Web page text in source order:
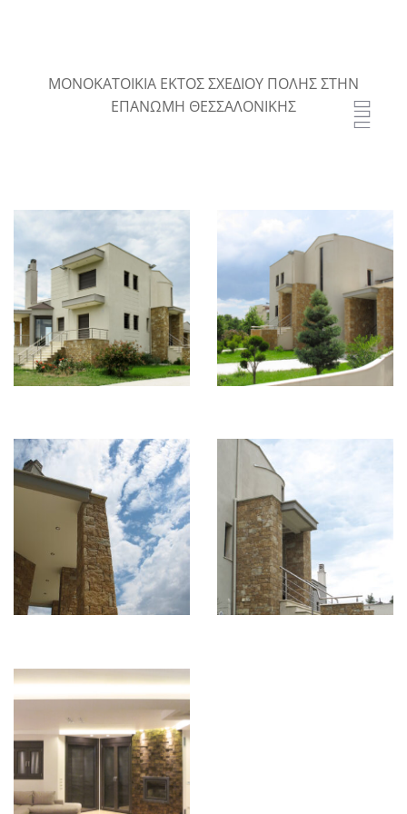
ΜΟΝΟΚΑΤΟΙΚΙΑ ΕΚΤΟΣ ΣΧΕΔΙΟΥ ΠΟΛΗΣ ΣΤΗΝ
ΕΠΑΝΩΜΗ ΘΕΣΣΑΛΟΝΙΚΗΣ